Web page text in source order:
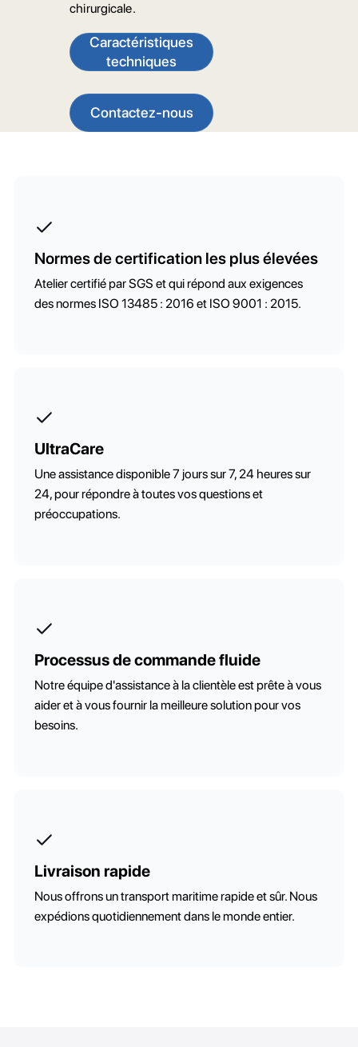
chirurgicale.
Caractéristiques
techniques
Contactez-nous
Normes de certification les plus élevées
Atelier certifié par SGS et qui répond aux exigences
des normes ISO 13485 : 2016 et ISO 9001 : 2015.
UltraCare
Une assistance disponible 7 jours sur 7, 24 heures sur
24, pour répondre à toutes vos questions et
préoccupations.
Processus de commande fluide
Notre équipe d'assistance à la clientèle est prête à vous
aider et à vous fournir la meilleure solution pour vos
besoins.
Livraison rapide
Nous offrons un transport maritime rapide et sûr. Nous
expédions quotidiennement dans le monde entier.